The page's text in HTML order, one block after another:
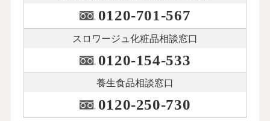
0120-701-567
スロワージュ化粧品相談窓口
0120-154-533
養生食品相談窓口
0120-250-730